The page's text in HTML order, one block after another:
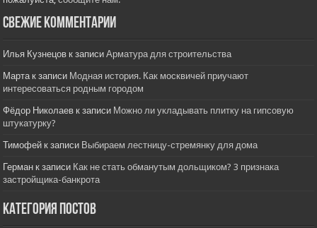
Свежие комментарии
Илья Кузнецов к записиАрматура для строительства
Марта к записи Модная история. Как москвичей приучают
интересоваться родным городом
Фёдор Николаев к записи Можно ли укладывать плитку на гипсовую
штукатурку?
Тимофей к записи Выбираем лестницу-стремянку для дома
Герман к записи Как не стать обманутым дольщиком? 3 признака
застройщика-банкрота
Категория постов